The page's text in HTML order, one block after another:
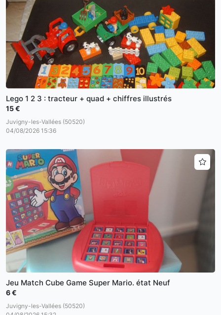
Lego 1 2 3 : tracteur + quad + chiffres illustrés
15 €
Juvigny-les-Vallées (50520)
04/08/2026 15:36
Jeu Match Cube Game Super Mario. état Neuf
6 €
Juvigny-les-Vallées (50520)